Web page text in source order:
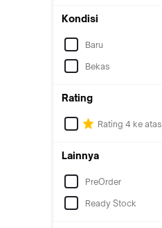
Kondisi
Baru
Bekas
Rating
Rating 4 ke atas
Lainnya
PreOrder
Ready Stock